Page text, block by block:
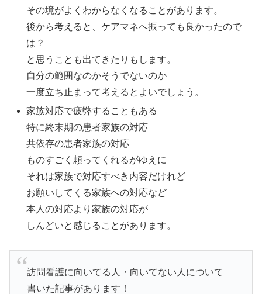
その境がよくわからなくなることがあります。
後から考えると、ケアマネへ振っても良かったので
は？
と思うことも出てきたりもします。
自分の範囲なのかそうでないのか
一度立ち止まって考えるとよいでしょう。
家族対応で疲弊することもある
特に終末期の患者家族の対応
共依存の患者家族の対応
ものすごく頼ってくれるがゆえに
それは家族で対応すべき内容だけれど
お願いしてくる家族への対応など
本人の対応より家族の対応が
しんどいと感じることがあります。
訪問看護に向いてる人・向いてない人について
書いた記事があります！